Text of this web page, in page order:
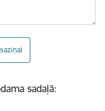
sadaļā: